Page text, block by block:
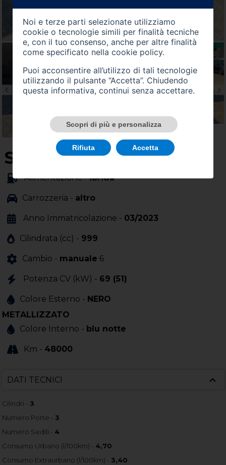
SU QUEST'AUTO
Alimentazione -ibrida
Carrozzeria - altro
Anno Immatricolazione - 03/2023
Cilindrata (cc) - 999
Cambio - manuale 6
Potenza CV (kW) - 69 (51)
Colore Esterno - NERO
METALLIZZATO
Colore Interno - blu notte
Km - 48000
DATI TECNICI
Cilindri - 3
Numero Porte - 3
Numero Sedili - 4
Consumo Urbano (l/100km) - 4,70
Consumo Extraurbano (l/100km) - 3,40
Noi e terze parti selezionate utilizziamo
cookie o tecnologie simili per finalità tecniche
e, con il tuo consenso, anche per altre finalità
come specificato nella cookie policy.
Puoi acconsentire all’utilizzo di tali tecnologie
utilizzando il pulsante “Accetta”. Chiudendo
questa informativa, continui senza accettare.
Scopri di più e personalizza
Rifiuta Accetta